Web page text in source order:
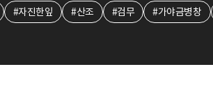
#자진한잎 #산조 #검무 #가야금병창